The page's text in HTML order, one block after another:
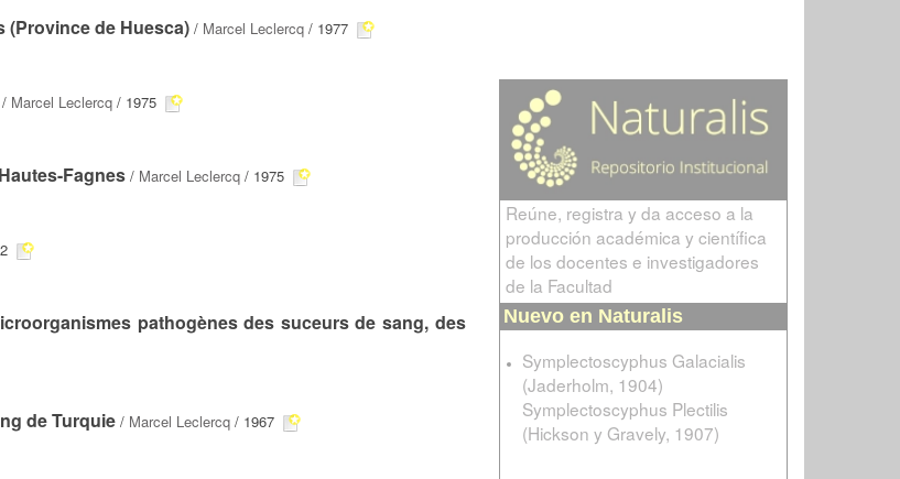
(Province de Huesca) / Marcel Leclercq / 1977
/ Marcel Leclercq / 1975
Fagnes / Marcel Leclercq / 1975
pathogènes des suceurs de sang, des
de Turquie / Marcel Leclercq / 1967
Reúne, registra y da acceso a la
producción académica y científica
de los docentes e investigadores
de la Facultad
Nuevo en Naturalis
Symplectoscyphus Galacialis
(Jaderholm, 1904)
Symplectoscyphus Plectilis
(Hickson y Gravely, 1907)